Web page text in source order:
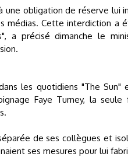
une obligation de réserve lui
médias. Cette interdiction a
a précisé dimanche le
les quotidiens "The Sun"
Faye Turney, la
de ses collègues et
ses mesures pour lui